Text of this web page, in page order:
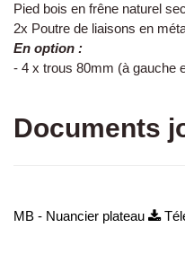
Pied bois en frêne naturel
2x Poutre de liaisons en
En option :
- 4 x trous 80mm (à gauche
Documents
MB - Nuancier plateau